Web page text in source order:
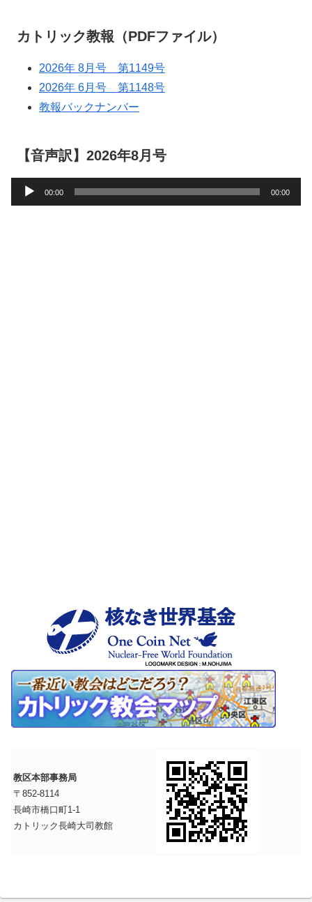
カトリック教報（PDFファイル）
2026年 8月号 第1149号
2026年 6月号 第1148号
教報バックナンバー
【音声訳】2026年8月号
声
00:00 00:00
教区本部事務局
〒852-8114
長崎市橋口町1-1
カトリック長崎大司教館